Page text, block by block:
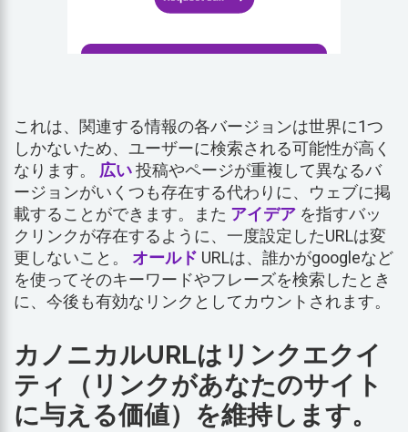
これは、関連する情報の各バージョンは世界に1つ
しかないため、ユーザーに検索される可能性が高く
なります。 広い投稿やページが重複して異なるバ
ージョンがいくつも存在する代わりに、ウェブに掲
載することができます。また アイデア を指すバッ
クリンクが存在するように、一度設定したURLは変
更しないこと。 オールド URLは、誰かがgoogleなど
を使ってそのキーワードやフレーズを検索したとき
に、今後も有効なリンクとしてカウントされます。
カノニカルURLはリンクエクイ
ティ（リンクがあなたのサイト
に与える価値）を維持します。